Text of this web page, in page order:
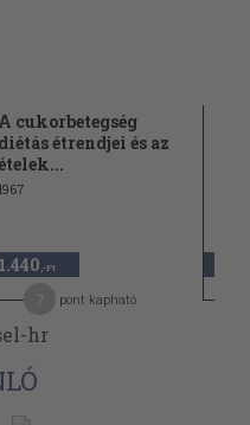
A cukorbetegség
diétás étrendjei és az
1967
1.440 ,-Ft
pont kapható